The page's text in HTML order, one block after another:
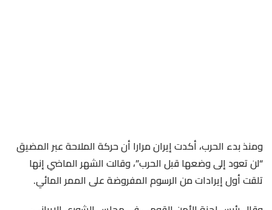
ومنذ بدء الحرب، أكدت إيران مرارا أن حركة الملاحة عبر المضيق
“لن تعود إلى وضعها قبل الحرب”، وقالت الشهر الماضي إنها
تلقت أول إيرادات من الرسوم المفروضة على الممر المائي.